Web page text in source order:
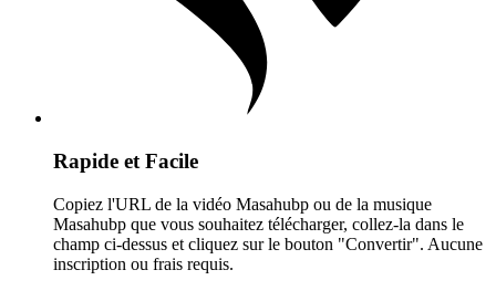
Rapide et Facile
Copiez l'URL de la vidéo Masahubp ou de la musique
Masahubp que vous souhaitez télécharger, collez-la dans le
champ ci-dessus et cliquez sur le bouton "Convertir". Aucune
inscription ou frais requis.